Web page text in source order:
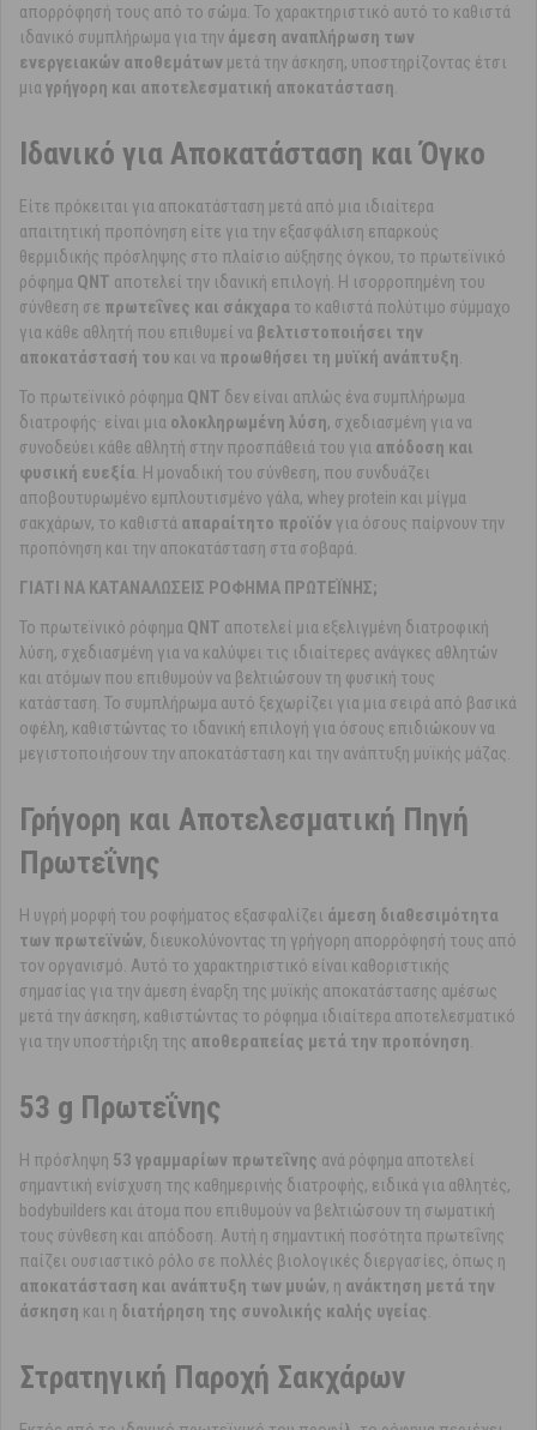
απορρόφησή τους από το σώμα. Το χαρακτηριστικό αυτό το καθιστά
ιδανικό συμπλήρωμα για την άμεση αναπλήρωση των
ενεργειακών αποθεμάτων μετά την άσκηση, υποστηρίζοντας έτσι
μιαγρήγορη και αποτελεσματική αποκατάσταση.
Ιδανικό για Αποκατάσταση και Όγκο
Είτε πρόκειται για αποκατάσταση μετά από μια ιδιαίτερα
απαιτητική προπόνηση είτε για την εξασφάλιση επαρκούς
θερμιδικής πρόσληψης στο πλαίσιο αύξησης όγκου, το πρωτεϊνικό
ρόφημα QNT αποτελεί την ιδανική επιλογή. Η ισορροπημένη του
σύνθεση σε πρωτεΐνες και σάκχαρα το καθιστά πολύτιμο σύμμαχο
για κάθε αθλητή που επιθυμεί να βελτιστοποιήσει την
αποκατάστασή του και να προωθήσει τη μυϊκή ανάπτυξη.
Το πρωτεϊνικό ρόφημα QNT δεν είναι απλώς ένα συμπλήρωμα
διατροφής· είναι μια ολοκληρωμένη λύση, σχεδιασμένη για να
συνοδεύει κάθε αθλητή στην προσπάθειά του για απόδοση και
φυσική ευεξία. Η μοναδική του σύνθεση, που συνδυάζει
αποβουτυρωμένο εμπλουτισμένο γάλα, whey protein και μίγμα
σακχάρων, το καθιστά απαραίτητο προϊόν για όσους παίρνουν την
προπόνηση και την αποκατάσταση στα σοβαρά.
ΓΙΑΤΙ ΝΑ ΚΑΤΑΝΑΛΩΣΕΙΣ ΡΟΦΗΜΑ ΠΡΩΤΕΪΝΗΣ;
Το πρωτεϊνικό ρόφημα QNT αποτελεί μια εξελιγμένη διατροφική
λύση, σχεδιασμένη για να καλύψει τις ιδιαίτερες ανάγκες αθλητών
και ατόμων που επιθυμούν να βελτιώσουν τη φυσική τους
κατάσταση. Το συμπλήρωμα αυτό ξεχωρίζει για μια σειρά από βασικά
οφέλη, καθιστώντας το ιδανική επιλογή για όσους επιδιώκουν να
μεγιστοποιήσουν την αποκατάσταση και την ανάπτυξη μυϊκής μάζας.
Γρήγορη και Αποτελεσματική Πηγή
Πρωτεΐνης
Η υγρή μορφή του ροφήματος εξασφαλίζει άμεση διαθεσιμότητα
των πρωτεϊνών, διευκολύνοντας τη γρήγορη απορρόφησή τους από
τον οργανισμό. Αυτό το χαρακτηριστικό είναι καθοριστικής
σημασίας για την άμεση έναρξη της μυϊκής αποκατάστασης αμέσως
μετά την άσκηση, καθιστώντας το ρόφημα ιδιαίτερα αποτελεσματικό
για την υποστήριξη της αποθεραπείας μετά την προπόνηση.
53 g Πρωτεΐνης
Η πρόσληψη 53 γραμμαρίων πρωτεΐνης ανά ρόφημα αποτελεί
σημαντική ενίσχυση της καθημερινής διατροφής, ειδικά για αθλητές,
bodybuilders και άτομα που επιθυμούν να βελτιώσουν τη σωματική
τους σύνθεση και απόδοση. Αυτή η σημαντική ποσότητα πρωτεΐνης
παίζει ουσιαστικό ρόλο σε πολλές βιολογικές διεργασίες, όπως η
αποκατάσταση και ανάπτυξη των μυών, η ανάκτηση μετά την
άσκηση και η διατήρηση της συνολικής καλής υγείας.
Στρατηγική Παροχή Σακχάρων